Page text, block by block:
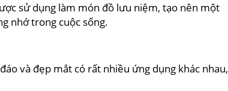
sử dụng làm món đồ lưu niệm, tạo nên một
nhớ trong cuộc sống.
và đẹp mắt có rất nhiều ứng dụng khác nhau,